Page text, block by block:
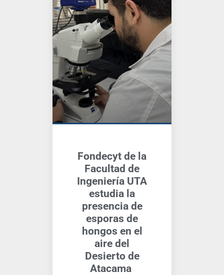
Fondecyt de la
Facultad de
Ingeniería UTA
estudia la
presencia de
esporas de
hongos en el
aire del
Desierto de
Atacama